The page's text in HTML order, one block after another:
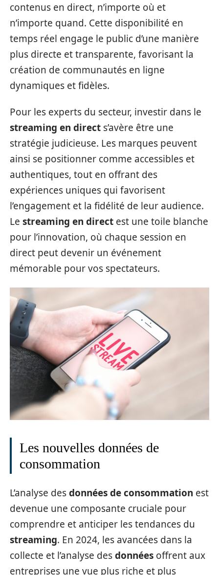
contenus en direct, n’importe où et
n’importe quand. Cette disponibilité en
temps réel engage le public d’une manière
plus directe et transparente, favorisant la
création de communautés en ligne
dynamiques et fidèles.
Pour les experts du secteur, investir dans le
streaming en direct s’avère être une
stratégie judicieuse. Les marques peuvent
ainsi se positionner comme accessibles et
authentiques, tout en offrant des
expériences uniques qui favorisent
l’engagement et la fidélité de leur audience.
Le streaming en direct est une toile blanche
pour l’innovation, où chaque session en
direct peut devenir un événement
mémorable pour vos spectateurs.
Les nouvelles données de
consommation
L’analyse desdonnées de consommation est
devenue une composante cruciale pour
comprendre et anticiper les tendances du
streaming. En 2024, les avancées dans la
collecte et l’analyse desdonnées offrent aux
entreprises une vue plus riche et plus